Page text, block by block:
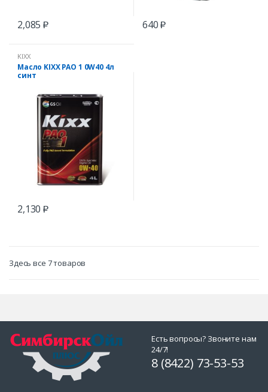
2,085₽ 640₽
KIXX
Масло KIXX PAO 1 0W40 4л
синт
2,130₽
Здесь все 7 товаров
Есть вопросы? Звоните нам
24/7!
8 (8422) 73-53-53